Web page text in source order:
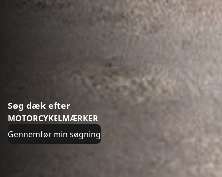
Søg dæk efter
MOTORCYKELMÆRKER
Gennemfør min søgning